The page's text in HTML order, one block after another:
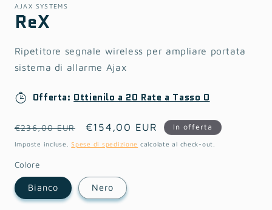
AJAX SYSTEMS
ReX
Ripetitore segnale wireless per ampliare portata
sistema di allarme Ajax
Offerta: Ottienilo a 20 Rate a Tasso 0
Prezzo
di
€236,00 EUR
Prezzo
scontato
€154,00 EUR In offerta
Imposte incluse.Spese di spedizione calcolate al check-out.
Colore
Bianco Nero